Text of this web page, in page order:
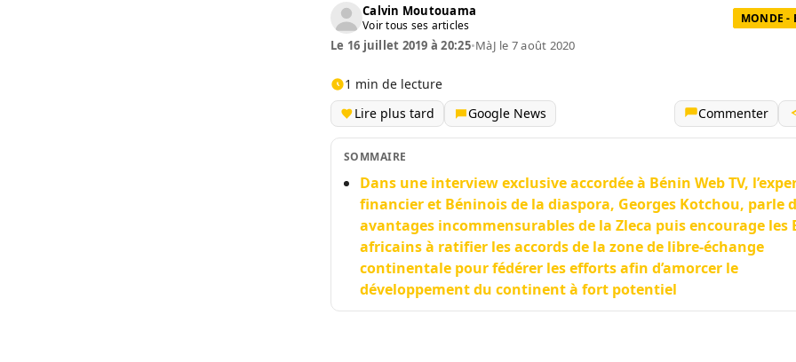
Calvin Moutouama
Voir tous ses articles MONDE -
Le 16 juillet 2019 à 20:25•MàJ le 7 août 2020
1 min de lecture
Lire plus tard
Google News Commenter
SOMMAIRE
Dans une interview exclusive accordée à Bénin Web TV,
financier et Béninois de la diaspora, Georges Kotchou, parle
avantages incommensurables de la Zleca puis encourage les
africains à ratifier les accords de la zone de libre-échange
continentale pour fédérer les efforts afin d’amorcer le
développement du continent à fort potentiel